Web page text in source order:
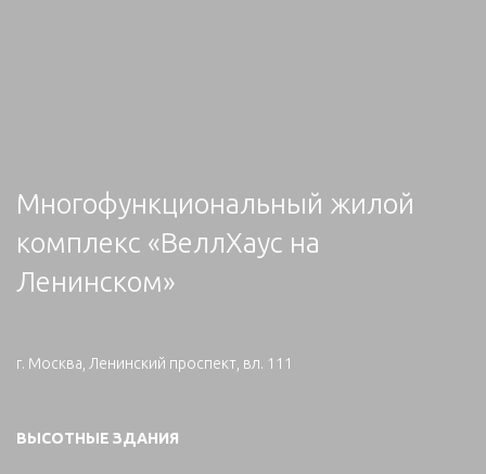
Многофункциональный жилой
комплекс «ВеллХаус на
Ленинском»
г. Москва, Ленинский проспект, вл. 111
ВЫСОТНЫЕ ЗДАНИЯ